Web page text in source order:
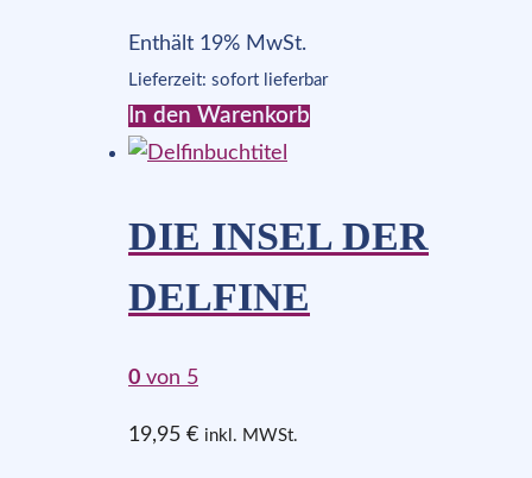
Enthält 19% MwSt.
Lieferzeit: sofort lieferbar
In den Warenkorb
DIE INSEL DER
DELFINE
0 von 5
19,95 € inkl. MWSt.